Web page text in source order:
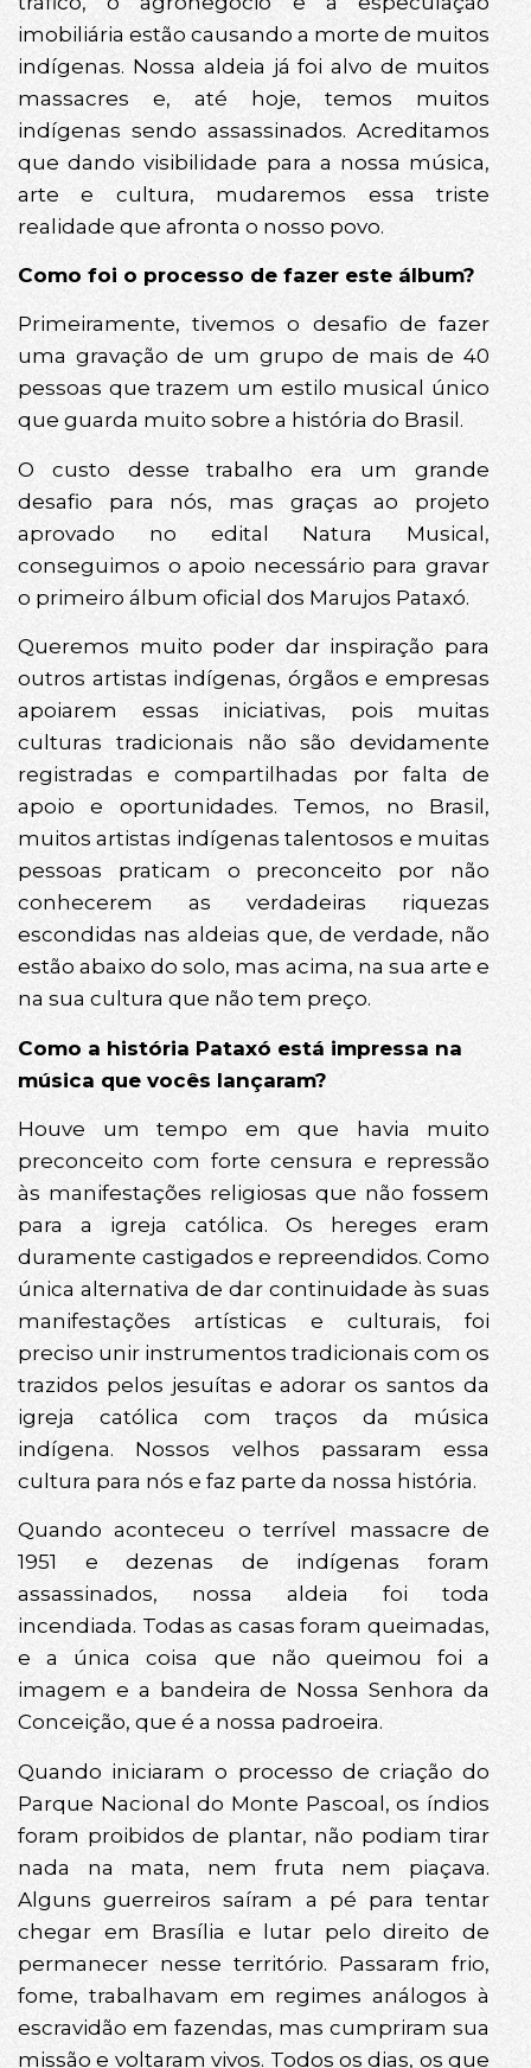
imobiliária estão causando a morte de muitos
indígenas. Nossa aldeia já foi alvo de muitos
massacres e, até hoje, temos muitos
indígenas sendo assassinados. Acreditamos
que dando visibilidade para a nossa música,
arte e cultura, mudaremos essa triste
realidade que afronta o nosso povo.
Como foi o processo de fazer este álbum?
Primeiramente, tivemos o desafio de fazer
uma gravação de um grupo de mais de 40
pessoas que trazem um estilo musical único
que guarda muito sobre a história do Brasil.
O custo desse trabalho era um grande
desafio para nós, mas graças ao projeto
aprovado no edital Natura Musical,
conseguimos o apoio necessário para gravar
o primeiro álbum oficial dos Marujos Pataxó.
Queremos muito poder dar inspiração para
outros artistas indígenas, órgãos e empresas
apoiarem essas iniciativas, pois muitas
culturas tradicionais não são devidamente
registradas e compartilhadas por falta de
apoio e oportunidades. Temos, no Brasil,
muitos artistas indígenas talentosos e muitas
pessoas praticam o preconceito por não
conhecerem as verdadeiras riquezas
escondidas nas aldeias que, de verdade, não
estão abaixo do solo, mas acima, na sua arte e
na sua cultura que não tem preço.
Como a história Pataxó está impressa na
música que vocês lançaram?
Houve um tempo em que havia muito
preconceito com forte censura e repressão
às manifestações religiosas que não fossem
para a igreja católica. Os hereges eram
duramente castigados e repreendidos. Como
única alternativa de dar continuidade às suas
manifestações artísticas e culturais, foi
preciso unir instrumentos tradicionais com os
trazidos pelos jesuítas e adorar os santos da
igreja católica com traços da música
indígena. Nossos velhos passaram essa
cultura para nós e faz parte da nossa história.
Quando aconteceu o terrível massacre de
1951 e dezenas de indígenas foram
assassinados, nossa aldeia foi toda
incendiada. Todas as casas foram queimadas,
e a única coisa que não queimou foi a
imagem e a bandeira de Nossa Senhora da
Conceição, que é a nossa padroeira.
Quando iniciaram o processo de criação do
Parque Nacional do Monte Pascoal, os índios
foram proibidos de plantar, não podiam tirar
nada na mata, nem fruta nem piaçava.
Alguns guerreiros saíram a pé para tentar
chegar em Brasília e lutar pelo direito de
permanecer nesse território. Passaram frio,
fome, trabalhavam em regimes análogos à
escravidão em fazendas, mas cumpriram sua
missão e voltaram vivos. Todos os dias, os que